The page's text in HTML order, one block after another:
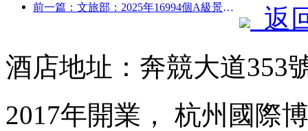
前一篇：文旅部：2025年16994個A級景區接待游客75.1億人次，旅游收入5544.9億
返
酒店地址：奔競大道353
2017年開業， 杭州國